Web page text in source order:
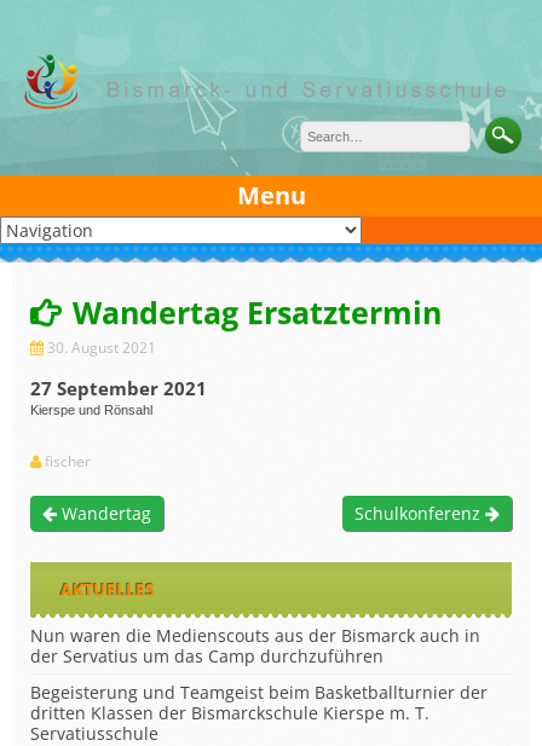
content
Menu
Wandertag Ersatztermin
30. August 2021
27 September 2021
Kierspe und Rönsahl
fischer
Wandertag Schulkonferenz
AKTUELLES
Nun waren die Medienscouts aus der Bismarck auch in
der Servatius um das Camp durchzuführen
Begeisterung und Teamgeist beim Basketballturnier der
dritten Klassen der Bismarckschule Kierspe m. T.
Servatiusschule